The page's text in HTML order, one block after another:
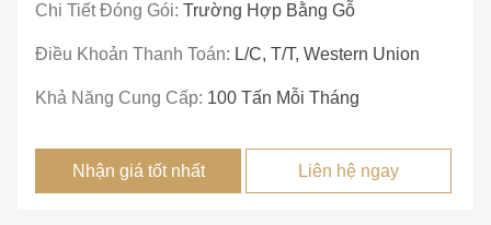
Chi Tiết Đóng Gói: Trường Hợp Bằng Gỗ
Điều Khoản Thanh Toán: L/c, T/T, Western Union
Khả Năng Cung Cấp: 100 Tấn Mỗi Tháng
Nhận giá tốt nhất Liên hệ ngay